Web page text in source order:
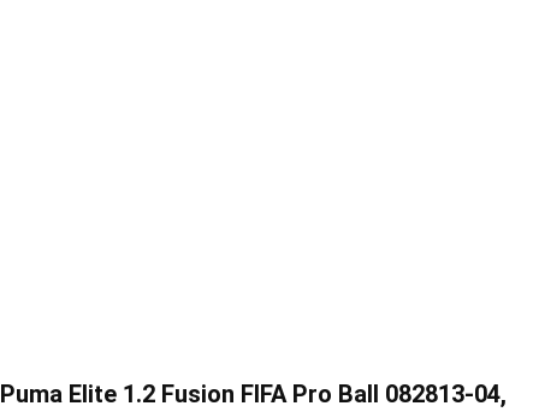
Puma Elite 1.2 Fusion FIFA Pro Ball 082813-04,